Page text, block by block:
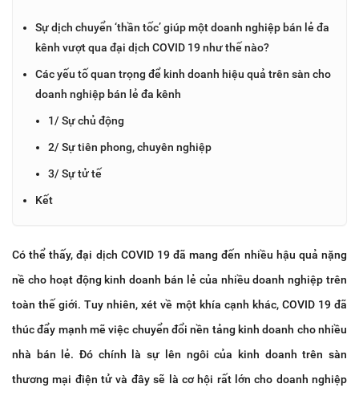
Sự dịch chuyển ‘thần tốc’ giúp một doanh nghiệp bán lẻ đa
kênh vượt qua đại dịch COVID 19 như thế nào?
Các yếu tố quan trọng để kinh doanh hiệu quả trên sàn cho
doanh nghiệp bán lẻ đa kênh
1/ Sự chủ động
2/ Sự tiên phong, chuyên nghiệp
3/ Sự tử tế
Kết
Có thể thấy, đại dịch COVID 19 đã mang đến nhiều hậu quả nặng
nề cho hoạt động kinh doanh bán lẻ của nhiều doanh nghiệp trên
toàn thế giới. Tuy nhiên, xét về một khía cạnh khác, COVID 19 đã
thúc đẩy mạnh mẽ việc chuyển đổi nền tảng kinh doanh cho nhiều
nhà bán lẻ. Đó chính là sự lên ngôi của kinh doanh trên sàn
thương mại điện tử và đây sẽ là cơ hội rất lớn cho doanh nghiệp